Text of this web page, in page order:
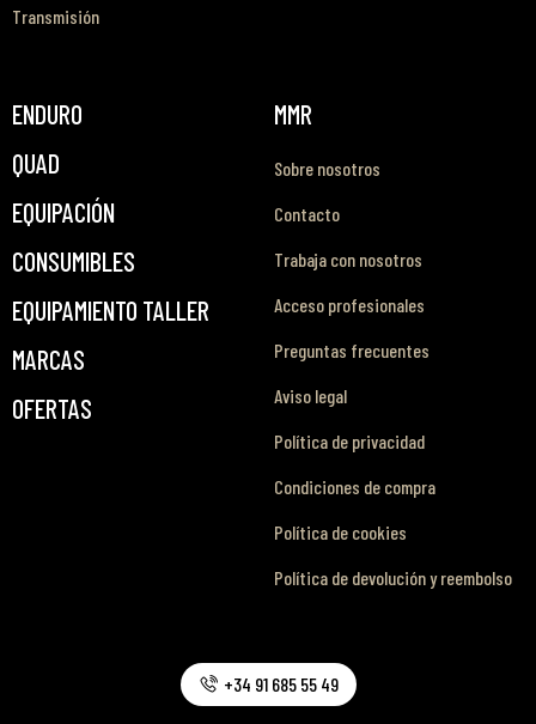
Transmisión
ENDURO
QUAD
EQUIPACIÓN
CONSUMIBLES
EQUIPAMIENTO TALLER
MARCAS
OFERTAS
MMR
Sobre nosotros
Contacto
Trabaja con nosotros
Acceso profesionales
Preguntas frecuentes
Aviso legal
Política de privacidad
Condiciones de compra
Política de cookies
Política de devolución y reembolso
+34 91 685 55 49